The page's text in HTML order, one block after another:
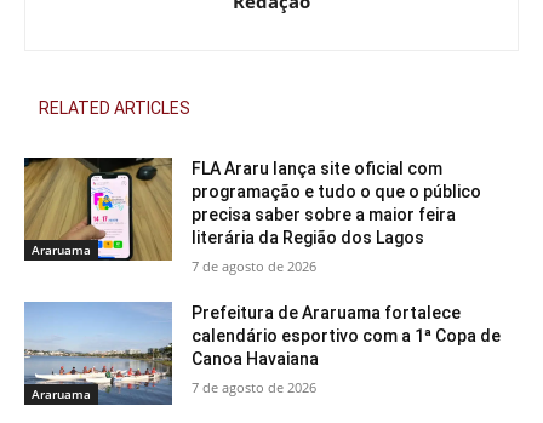
RELATED ARTICLES
Araruama
FLA Araru lança site oficial com
programação e tudo o que o público
precisa saber sobre a maior feira
literária da Região dos Lagos
7 de agosto de 2026
Araruama
Prefeitura de Araruama fortalece
calendário esportivo com a 1ª Copa de
Canoa Havaiana
7 de agosto de 2026